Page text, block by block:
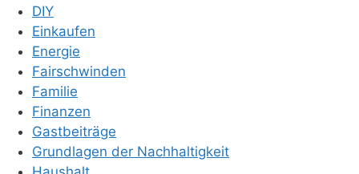
DIY
Einkaufen
Energie
Fairschwinden
Familie
Finanzen
Gastbeiträge
Grundlagen der Nachhaltigkeit